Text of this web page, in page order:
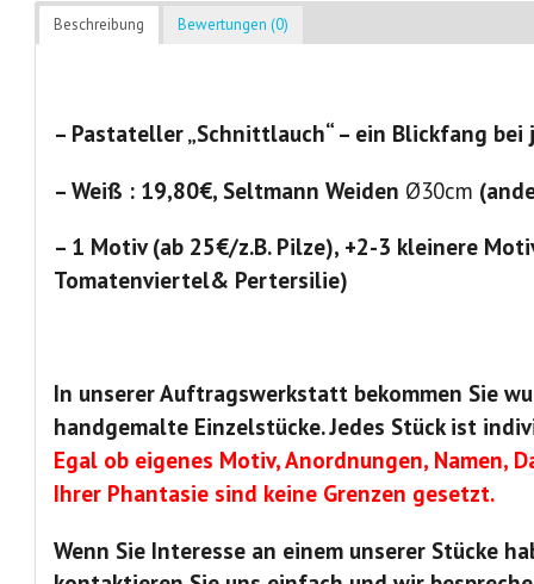
Beschreibung Bewertungen (0)
– Pastateller „Schnittlauch“ – ein Blickfang bei
– Weiß : 19,80€, Seltmann Weiden Ø30cm
– 1 Motiv (ab 25€/z.B. Pilze), +2-3 kleinere
Tomatenviertel& Pertersilie)
In unserer Auftragswerkstatt bekommen Sie
handgemalte Einzelstücke. Jedes Stück ist
Egal ob eigenes Motiv, Anordnungen, Namen,
Ihrer Phantasie sind keine Grenzen gesetzt.
Wenn Sie Interesse an einem unserer Stücke